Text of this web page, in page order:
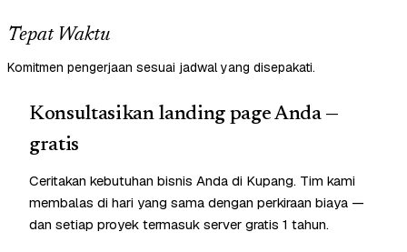
Tepat Waktu
Komitmen pengerjaan sesuai jadwal yang disepakati.
Konsultasikan landing page Anda —
gratis
Ceritakan kebutuhan bisnis Anda di Kupang. Tim kami
membalas di hari yang sama dengan perkiraan biaya —
dan setiap proyek termasuk server gratis 1 tahun.